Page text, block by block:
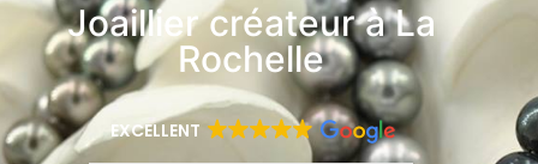
Joaillier créateur à La
Rochelle
EXCELLENT